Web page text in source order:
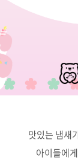
맛있는 냄새
아이들에